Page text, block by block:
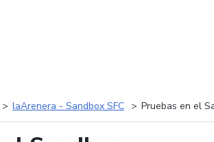
laArenera - Sandbox SFC Pruebas en el